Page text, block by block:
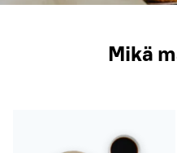
Mikä